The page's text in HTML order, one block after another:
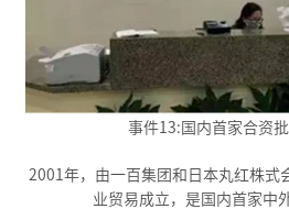
事件13:国内首家合资
2001年，由一百集团和日本丸红株式
业贸易成立，是国内首家中